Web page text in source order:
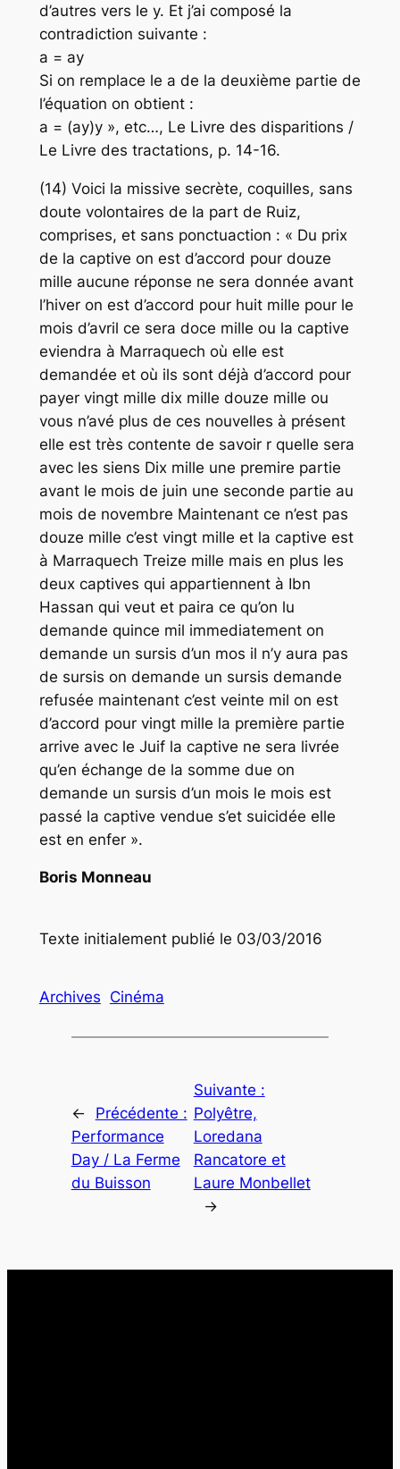
d’autres vers le y. Et j’ai composé la
contradiction suivante :
a = ay
Si on remplace le a de la deuxième partie de
l’équation on obtient :
a = (ay)y », etc…, Le Livre des disparitions /
Le Livre des tractations, p. 14-16.
(14) Voici la missive secrète, coquilles, sans
doute volontaires de la part de Ruiz,
comprises, et sans ponctuaction : « Du prix
de la captive on est d’accord pour douze
mille aucune réponse ne sera donnée avant
l’hiver on est d’accord pour huit mille pour le
mois d’avril ce sera doce mille ou la captive
eviendra à Marraquech où elle est
demandée et où ils sont déjà d’accord pour
payer vingt mille dix mille douze mille ou
vous n’avé plus de ces nouvelles à présent
elle est très contente de savoir r quelle sera
avec les siens Dix mille une premire partie
avant le mois de juin une seconde partie au
mois de novembre Maintenant ce n’est pas
douze mille c’est vingt mille et la captive est
à Marraquech Treize mille mais en plus les
deux captives qui appartiennent à Ibn
Hassan qui veut et paira ce qu’on lu
demande quince mil immediatement on
demande un sursis d’un mos il n’y aura pas
de sursis on demande un sursis demande
refusée maintenant c’est veinte mil on est
d’accord pour vingt mille la première partie
arrive avec le Juif la captive ne sera livrée
qu’en échange de la somme due on
demande un sursis d’un mois le mois est
passé la captive vendue s’et suicidée elle
est en enfer ».
Boris Monneau
Texte initialement publié le 03/03/2016
Archives Cinéma
←
Précédente :
Performance
Day / La Ferme
du Buisson
Suivante :
Polyêtre,
Loredana
Rancatore et
Laure Monbellet
→